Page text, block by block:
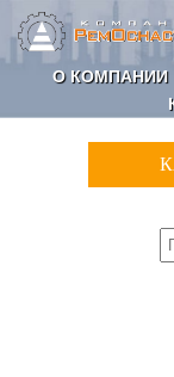
О КОМПАНИИ